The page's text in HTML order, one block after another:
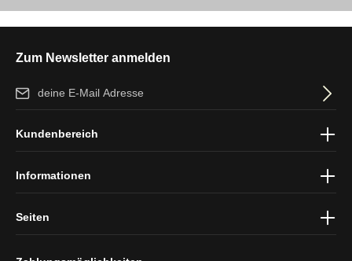
Zum Newsletter anmelden
E-Mail-Adresse*
und dieAGBgelesen und bin mit ihnen einverstanden.
Kundenbereich
Informationen
Seiten